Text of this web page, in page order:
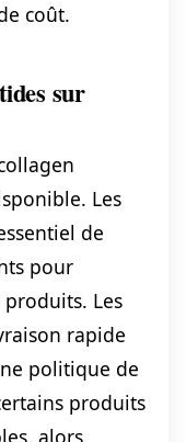
coût.
sur
Les
de
pour
produits. Les
rapide
politique de
produits
alors